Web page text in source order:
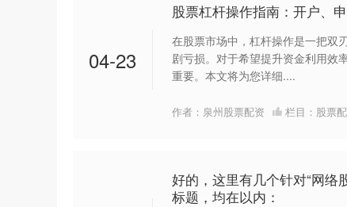
04-23
股票杠杆操作指南：开户、
在股票市场中，杠杆操作是一把双
剧亏损。对于希望提升资金利用效
重要。本文将为您详细....
作者：泉州股票配资 栏目： 股票
好的，这里有几个针对“网络
标题，均在以内：